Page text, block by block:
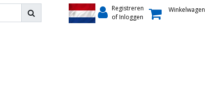
Registreren
of Inloggen
Winkelwagen